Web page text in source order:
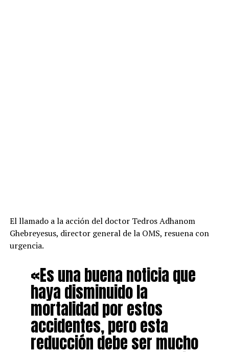
El llamado a la acción del doctor Tedros Adhanom
Ghebreyesus, director general de la OMS, resuena con
urgencia.
«Es una buena noticia que
haya disminuido la
mortalidad por estos
accidentes, pero esta
reducción debe ser mucho